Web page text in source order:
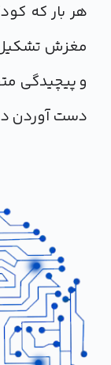
هر بار که
مغزش تشکیل
و پیچیدگی
دست آوردن